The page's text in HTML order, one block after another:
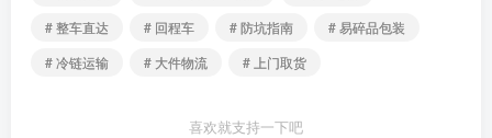
# 整车直达
# 回程车 # 防坑指南
# 易碎品包装
# 冷链运输
# 大件物流 # 上门取货
喜欢就支持一下吧